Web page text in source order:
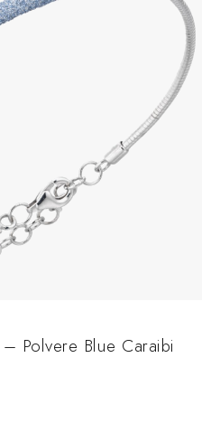
Polvere Blue Caraibi